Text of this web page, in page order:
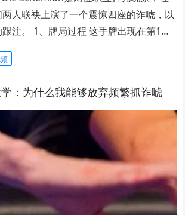
人联袂上演了一个震惊四座的诈唬，以
注。 1、牌局过程 这手牌出现在第1…
：为什么我能够放弃频繁抓诈唬